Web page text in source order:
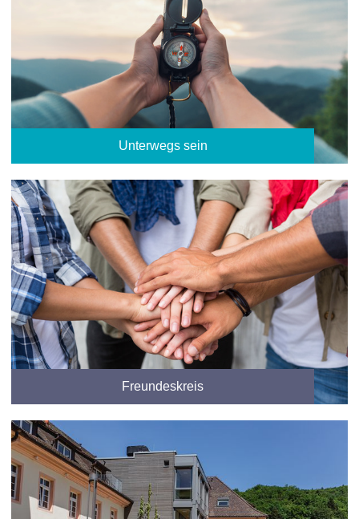
Unterwegs sein
Freundeskreis